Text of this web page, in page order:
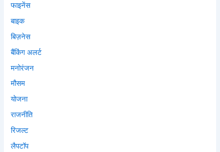
फाइनेंस
बाइक
बिज़नेस
बैंकिंग अलर्ट
मनोरंजन
मौसम
योजना
राजनीति
रिजल्ट
लैपटॉप